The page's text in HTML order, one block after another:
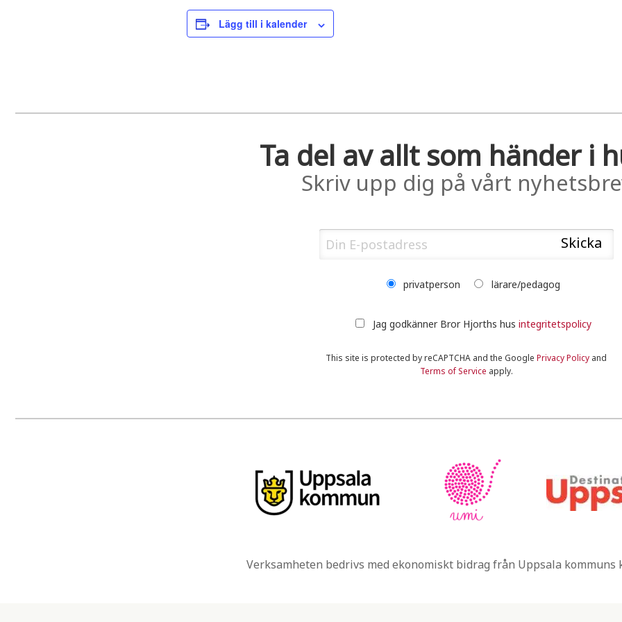
Lägg till i kalender
Ta del av allt som händer i
Skriv upp dig på vårt
privatperson lärare/pedagog
Jag godkänner Bror Hjorths hus integritetspolicy
This site is protected by reCAPTCHA and the GooglePrivacy Policy and
Terms of Service apply.
Verksamheten bedrivs med ekonomiskt bidrag från Uppsala kommuns